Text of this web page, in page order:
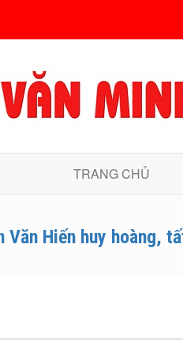
TRANG CHỦ
Văn Hiến huy hoàng,